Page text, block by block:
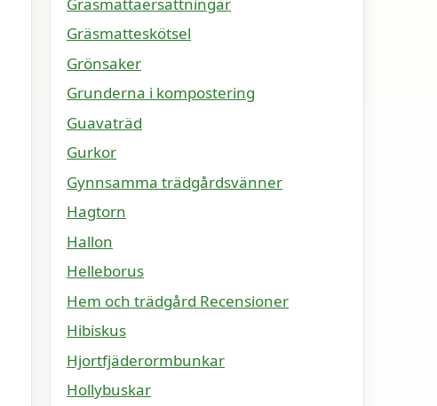
Gräsmatteskötsel
Grönsaker
Grunderna i kompostering
Guavaträd
Gurkor
Gynnsamma trädgårdsvänner
Hagtorn
Hallon
Helleborus
Hem och trädgård Recensioner
Hibiskus
Hjortfjäderormbunkar
Hollybuskar